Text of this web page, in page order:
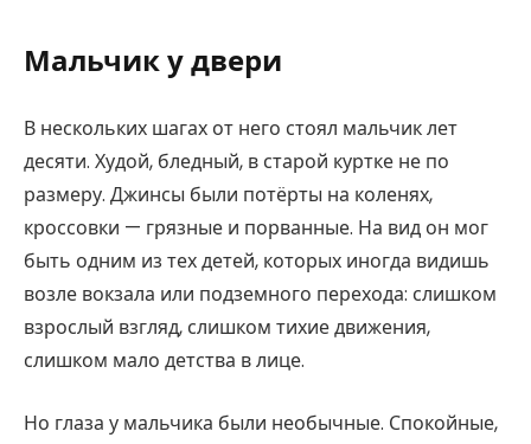
Мальчик у двери
В нескольких шагах от него стоял мальчик лет
десяти. Худой, бледный, в старой куртке не по
размеру. Джинсы были потёрты на коленях,
кроссовки — грязные и порванные. На вид он мог
быть одним из тех детей, которых иногда видишь
возле вокзала или подземного перехода: слишком
взрослый взгляд, слишком тихие движения,
слишком мало детства в лице.
Но глаза у мальчика были необычные. Спокойные,